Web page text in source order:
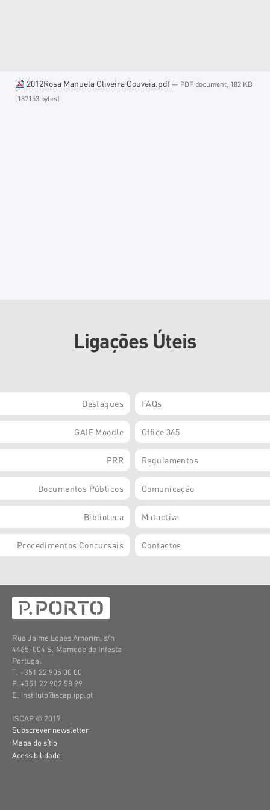
2012Rosa Manuela Oliveira Gouveia.pdf — PDF document, 182 KB
(187153 bytes)
Ligações Úteis
Destaques FAQs
GAIE Moodle Office 365
PRR Regulamentos
Documentos Públicos Comunicação
Biblioteca Matactiva
Procedimentos Concursais Contactos
Rua Jaime Lopes Amorim, s/n
4465-004 S. Mamede de Infesta
Portugal
T. +351 22 905 00 00
F. +351 22 902 58 99
E. instituto@iscap.ipp.pt
ISCAP © 2017
Subscrever newsletter
Mapa do sítio
Acessibilidade